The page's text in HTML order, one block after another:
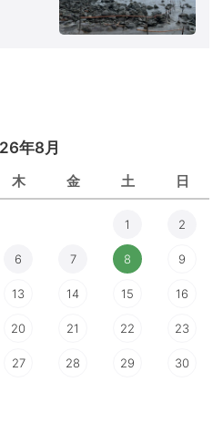
年8月
木 金 土 日
1 2
6 7 8 9
13 14 15 16
20 21 22 23
27 28 29 30